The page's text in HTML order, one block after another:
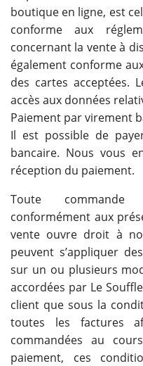
boutique en ligne, est
conforme aux
concernant la vente à
également conforme
des cartes acceptées.
accès aux données
Paiement par virement
Il est possible de
bancaire. Nous vous
réception du paiement.
Toute
conformément aux
vente ouvre droit à
peuvent s’appliquer
sur un ou plusieurs
accordées par Le
client que sous la
toutes les factures
commandées au
paiement, ces